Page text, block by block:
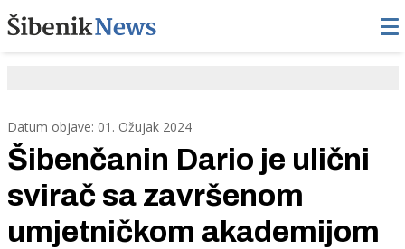
Datum objave: 01. Ožujak 2024
Šibenčanin Dario je ulični
svirač sa završenom
umjetničkom akademijom